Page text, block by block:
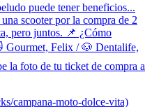
puede tener beneficios...
scooter por la compra de 2
pero juntos. 📌 ¿Cómo
Gourmet, Felix / 🐶 Dentalife,
la foto de tu ticket de compra a
campana-moto-dolce-vita)